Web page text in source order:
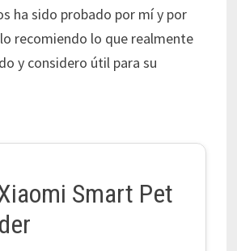
ha sido probado por mí y por
recomiendo lo que realmente
y considero útil para su
Smart Pet